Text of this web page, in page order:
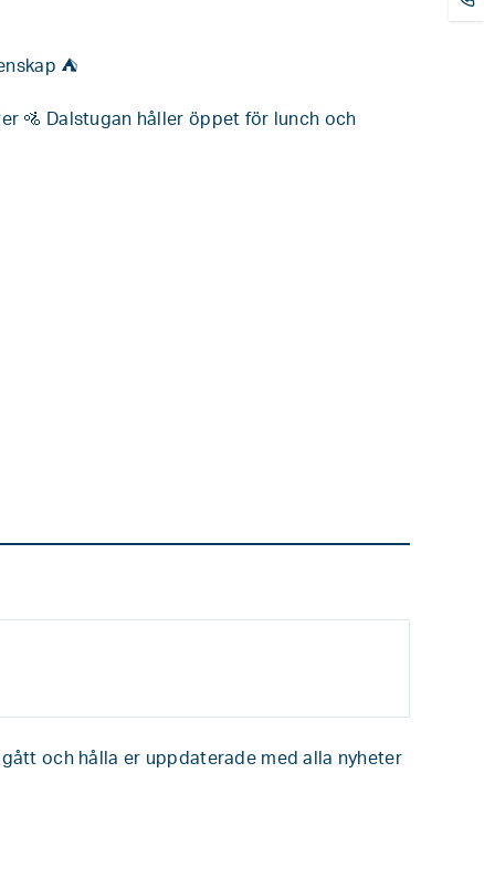
⛺️
🚵 Dalstugan håller öppet för lunch och
och hålla er uppdaterade med alla nyheter